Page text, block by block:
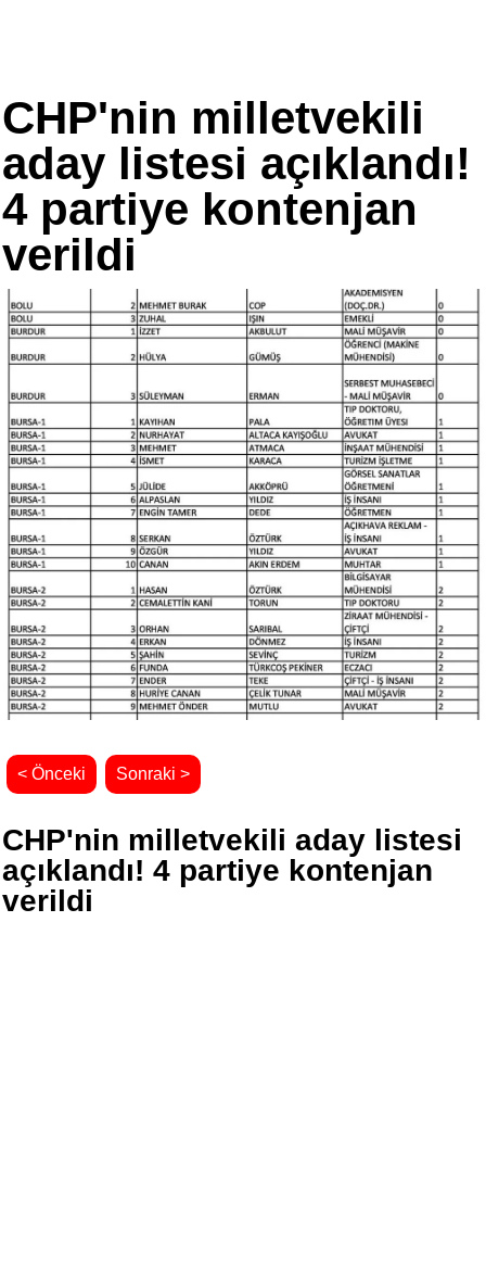
CHP'nin milletvekili
aday listesi açıklandı!
4 partiye kontenjan
verildi
< Önceki Sonraki >
CHP'nin milletvekili aday listesi
açıklandı! 4 partiye kontenjan
verildi